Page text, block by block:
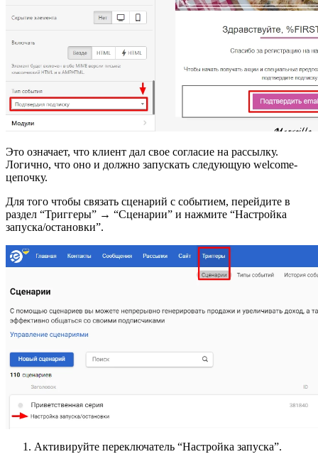
Это означает, что клиент дал свое согласие на рассылку.
Логично, что оно и должно запускать следующую welcome-
цепочку.
Для того чтобы связать сценарий с событием, перейдите в
раздел “Триггеры” → “Сценарии” и нажмите “Настройка
запуска/остановки”.
Активируйте переключатель “Настройка запуска”.